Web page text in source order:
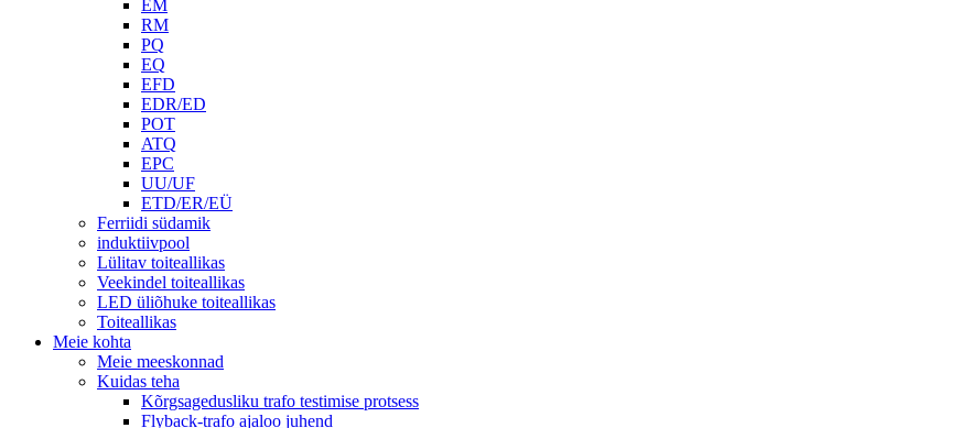
EM
RM
PQ
EQ
EFD
EDR/ED
POT
ATQ
EPC
UU/UF
ETD/ER/EÜ
Ferriidi südamik
induktiivpool
Lülitav toiteallikas
Veekindel toiteallikas
LED üliõhuke toiteallikas
Toiteallikas
Meie kohta
Meie meeskonnad
Kuidas teha
Kõrgsagedusliku trafo testimise protsess
Flyback-trafo ajaloo juhend